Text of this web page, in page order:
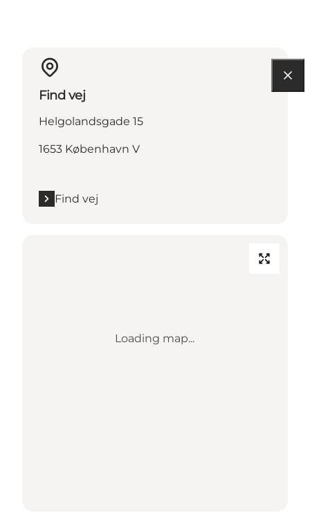
Find vej
Helgolandsgade 15
1653 København V
Find vej
Loading map...